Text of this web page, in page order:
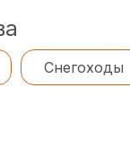
Снегоходы